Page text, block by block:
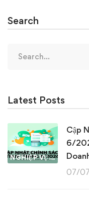
Search
for:
Latest Posts
NGHIỆP VỤ KẾ TOÁN & THUẾ
Cập
6/
07/